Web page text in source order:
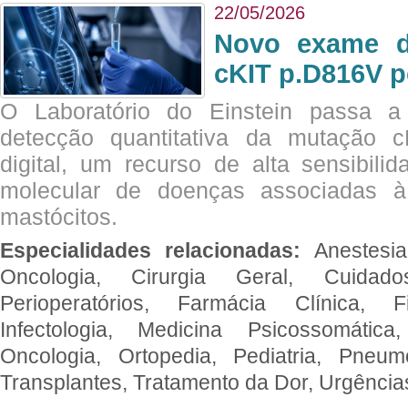
22/05/2026
Novo exame
cKIT p.D816V
O Laboratório do Einstein passa
detecção quantitativa da mutação
digital, um recurso de alta
molecular de doenças associadas
mastócitos.
Especialidades relacionadas:
Oncologia, Cirurgia Geral,
Perioperatórios, Farmácia Clínica,
Infectologia, Medicina
Oncologia, Ortopedia, Pediatria,
Transplantes, Tratamento da Dor,